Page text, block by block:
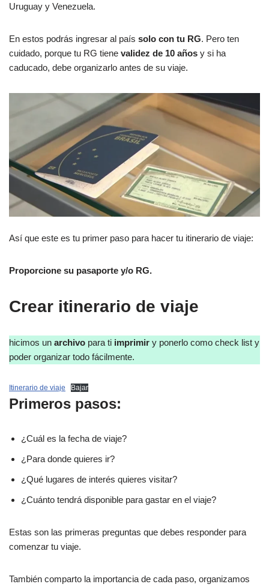
Uruguay y Venezuela.
En estos podrás ingresar al país solo con tu RG. Pero ten
cuidado, porque tu RG tiene validez de 10 años y si ha
caducado, debe organizarlo antes de su viaje.
Así que este es tu primer paso para hacer tu itinerario de viaje:
Proporcione su pasaporte y/o RG.
Crear itinerario de viaje
hicimos un archivo para ti imprimir y ponerlo como check list y
poder organizar todo fácilmente.
Itinerario de viaje Bajar
Primeros pasos:
¿Cuál es la fecha de viaje?
¿Para donde quieres ir?
¿Qué lugares de interés quieres visitar?
¿Cuánto tendrá disponible para gastar en el viaje?
Estas son las primeras preguntas que debes responder para
comenzar tu viaje.
También comparto la importancia de cada paso, organizamos